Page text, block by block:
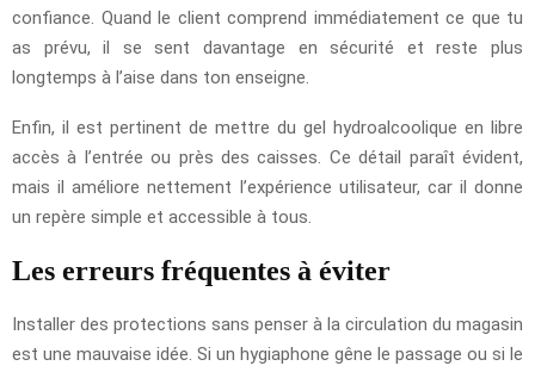
confiance. Quand le client comprend immédiatement ce que tu
as prévu, il se sent davantage en sécurité et reste plus
longtemps à l’aise dans ton enseigne.
Enfin, il est pertinent de mettre du gel hydroalcoolique en libre
accès à l’entrée ou près des caisses. Ce détail paraît évident,
mais il améliore nettement l’expérience utilisateur, car il donne
un repère simple et accessible à tous.
Les erreurs fréquentes à éviter
Installer des protections sans penser à la circulation du magasin
est une mauvaise idée. Si un hygiaphone gêne le passage ou si le